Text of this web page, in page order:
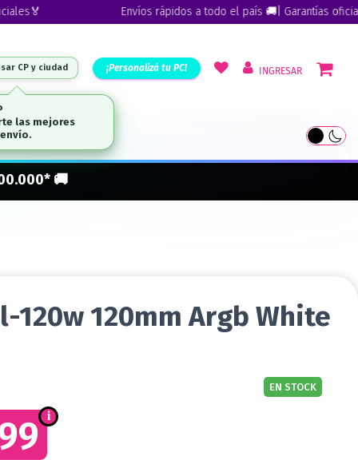
Envíos rápidos a todo el país 🚚| Garantías oficiales🏅
CP y ciudad ¡Personalizá tu PC! INGRESAR
🚚
120w 120mm Argb White
EN STOCK